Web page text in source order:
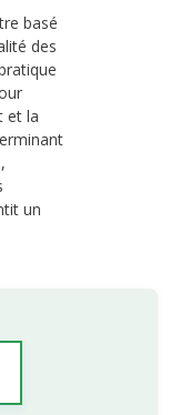
basé
des
et la
un